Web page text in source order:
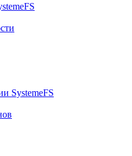
SystemeFS